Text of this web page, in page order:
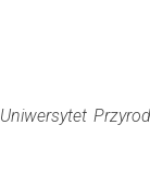
Uniwersytet